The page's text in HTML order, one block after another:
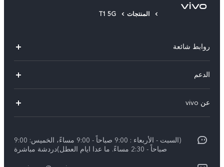
المنتجات T1 5G
روابط شائعة
X200 FE (New)
Y39 5G
الدعم
مراكز الصيانة
Funtouch OS
عن vivo
الأخبار
الإشعارات القانونية
(السبت - الأربعاء : 9:00 صباحاً - 9:00 مساءً، الخميس: 9:00
صباحاً - 2:30 مساءً. ما عدا ايام العطل)دردشة مباشرة